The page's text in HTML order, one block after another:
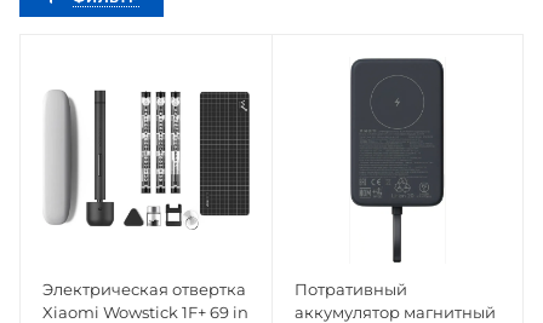
Электрическая отвертка
Xiaomi Wowstick 1F+ 69 in
Потративный
аккумулятор магнитный